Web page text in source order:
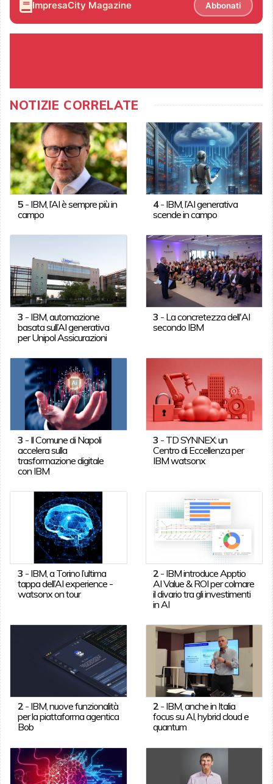
ImpresaCity Magazine Abbonati
NOTIZIE CORRELATE
5- IBM, l’AI è sempre più in
campo
4- IBM, l’AI generativa
scende in campo
3 - IBM, automazione
basata sull’AI generativa
per Unipol Assicurazioni
3 - La concretezza dell'AI
secondo IBM
3 - Il Comune di Napoli
accelera sulla
trasformazione digitale
con IBM
3 - TD SYNNEX: un
Centro di Eccellenza per
IBM watsonx
3 - IBM, a Torino l’ultima
tappa dell’AI experience -
watsonx on tour
2 - IBM introduce Apptio
AI Value & ROI per colmare
il divario tra gli investimenti
in AI
2- IBM, nuove funzionalità
per la piattaforma agentica
Bob
2 - IBM, anche in Italia
focus su AI, hybrid cloud e
quantum